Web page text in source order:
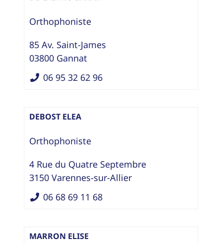
Orthophoniste
85 Av. Saint-James
03800 Gannat
06 95 32 62 96
DEBOST ELEA
Orthophoniste
4 Rue du Quatre Septembre
3150 Varennes-sur-Allier
06 68 69 11 68
MARRON ELISE